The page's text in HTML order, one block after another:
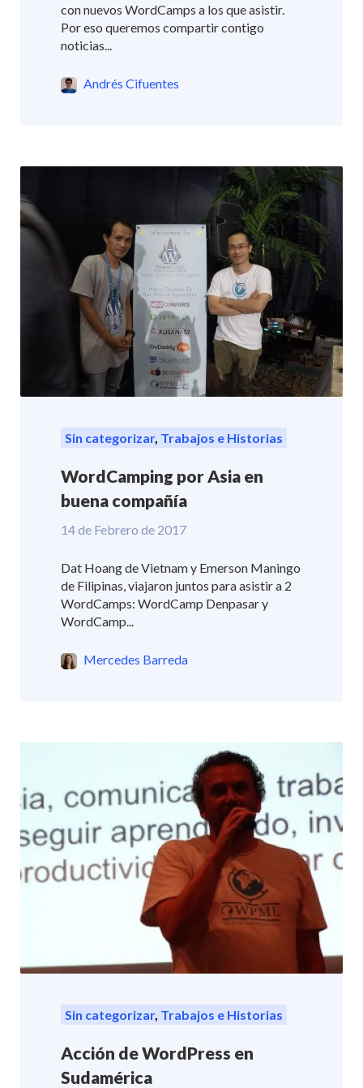
con nuevos WordCamps a los que asistir.
Por eso queremos compartir contigo
noticias...
Andrés Cifuentes
Sin categorizar, Trabajos e Historias
WordCamping por Asia en
buena compañía
14 de Febrero de 2017
Dat Hoang de Vietnam y Emerson Maningo
de Filipinas, viajaron juntos para asistir a 2
WordCamps: WordCamp Denpasar y
WordCamp...
Mercedes Barreda
Sin categorizar, Trabajos e Historias
Acción de WordPress en
Sudamérica